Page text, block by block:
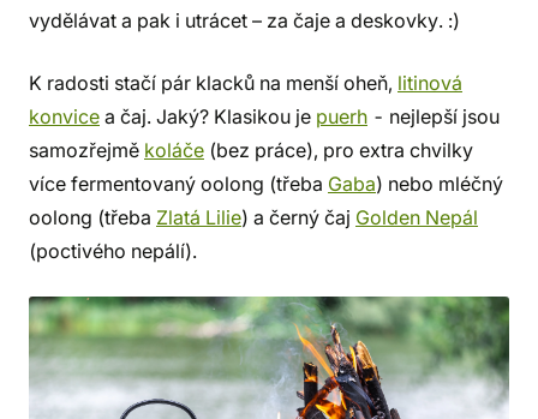
vydělávat a pak i utrácet – za čaje a deskovky. :)
K radosti stačí pár klacků na menší oheň, litinová
konvice a čaj. Jaký? Klasikou je puerh - nejlepší jsou
samozřejmě koláče (bez práce), pro extra chvilky
více fermentovaný oolong (třeba Gaba) nebo mléčný
oolong (třeba Zlatá Lilie) a černý čaj Golden Nepál
(poctivého nepálí).